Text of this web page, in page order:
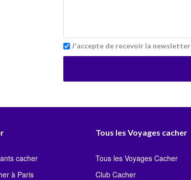
J'accepte de recevoir la
cacher
à Paris
Tous les Voyages cacher
Tous les Voyages Cacher
Club Cacher